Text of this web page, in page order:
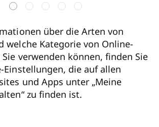
über die Arten von
welche Kategorie von Online-
verwenden können, finden Sie
Einstellungen, die auf allen
und Apps unter „Meine
zu finden ist.